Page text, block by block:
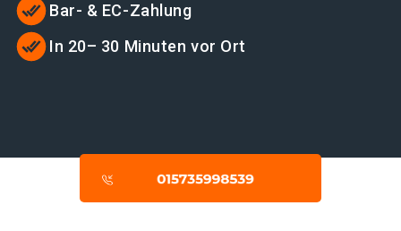
Bar- & EC-Zahlung
In 20– 30 Minuten vor Ort